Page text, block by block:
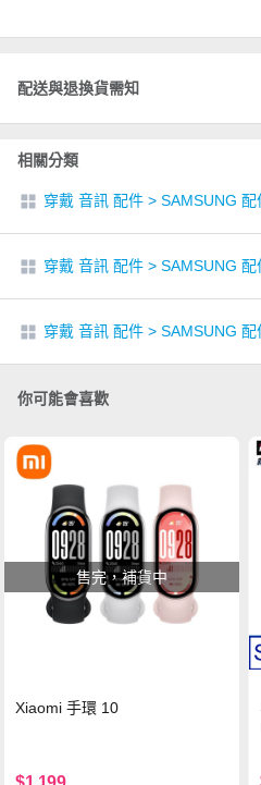
配送與退換貨需知
相關分類
穿戴 音訊 配件 > SAMSUNG 配
穿戴 音訊 配件 > SAMSUNG 配
穿戴 音訊 配件 > SAMSUNG 配
你可能會喜歡
售完，補貨中
Xiaomi 手環 10